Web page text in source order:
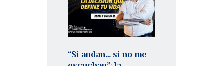
“Si andan… si no me